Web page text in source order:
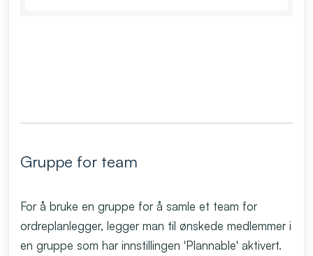
Gruppe for team
For å bruke en gruppe for å samle et team for
ordreplanlegger, legger man til ønskede medlemmer i
en gruppe som har innstillingen 'Plannable' aktivert.